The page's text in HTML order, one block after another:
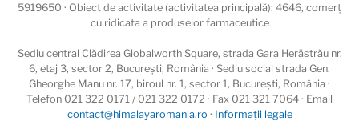
5919650 · Obiect de activitate (activitatea principală): 4646, comerț
cu ridicata a produselor farmaceutice
Sediu central Clădirea Globalworth Square, strada Gara Herăstrău nr.
6, etaj 3, sector 2, București, România · Sediu social strada Gen.
Gheorghe Manu nr. 17, biroul nr. 1, sector 1, București, România ·
Telefon 021 322 0171 / 021 322 0172 · Fax 021 321 7064 · Email
contact@himalayaromania.ro · Informații legale